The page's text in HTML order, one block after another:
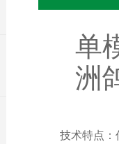
单
洲
技术特点：